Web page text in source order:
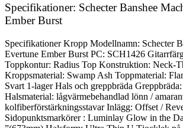
Specifikationer: Schecter Banshee
Ember Burst
Specifikationer Kropp Modellnamn: Schecter
Evertune Ember Burst PC: SCH1426
Toppkontur: Radius Top Konstruktion: Neck-
Kroppsmaterial: Swamp Ash Toppmaterial:
Svart 1-lager Hals och greppbräda
Halsmaterial: lågvärmebehandlad lönn /
kolfiberförstärkningsstavar Inlägg: Offset /
Sidopunktsmarkörer : Luminlay Glow in the